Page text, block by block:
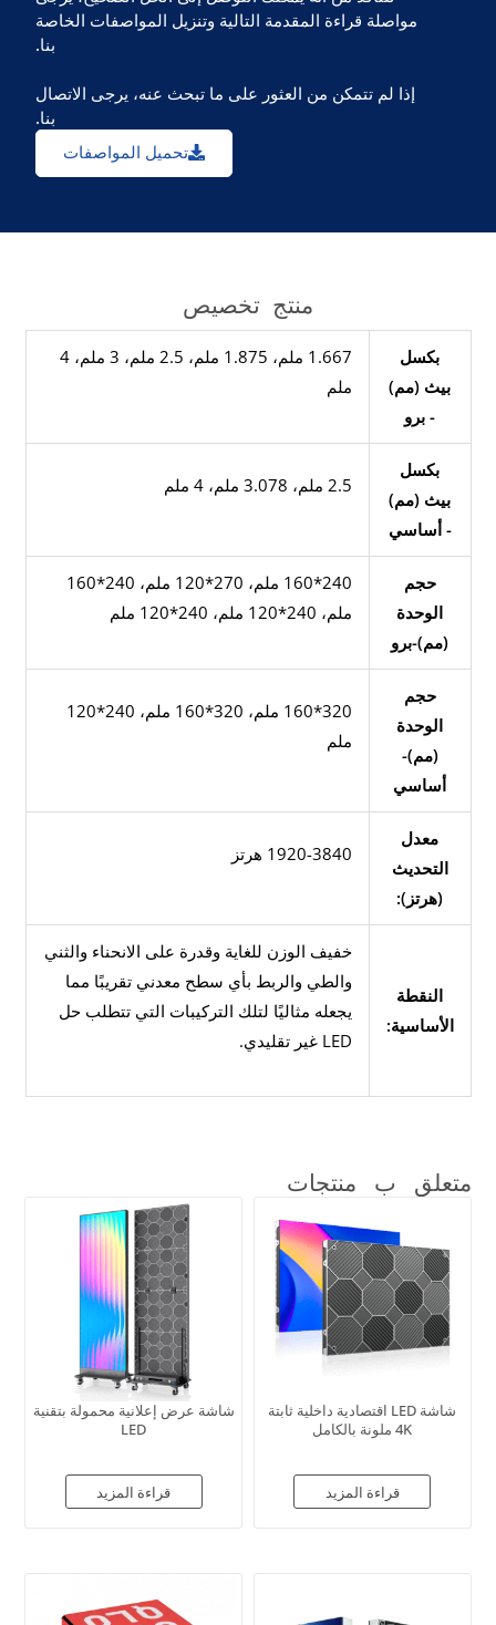
مواصلة قراءة المقدمة التالية وتنزيل المواصفات الخاصة
بنا.
إذا لم تتمكن من العثور على ما تبحث عنه، يرجى الاتصال
بنا.
تحميل المواصفات
منتج تخصيص
بكسل
بيث (مم)
- برو
1.667 ملم، 1.875 ملم، 2.5 ملم، 3 ملم، 4
ملم
بكسل
بيث (مم)
- أساسي
2.5 ملم، 3.078 ملم، 4 ملم
حجم
الوحدة
(مم)-برو
240*160 ملم، 270*120 ملم، 240*160
ملم، 240*120 ملم، 240*120 ملم
حجم
الوحدة
(مم)-
أساسي
320*160 ملم، 320*160 ملم، 240*120
ملم
معدل
التحديث
(هرتز):
1920-3840 هرتز
النقطة
الأساسية:
خفيف الوزن للغاية وقدرة على الانحناء والثني
والطي والربط بأي سطح معدني تقريبًا مما
يجعله مثاليًا لتلك التركيبات التي تتطلب حل
LED غير تقليدي.
متعلق ب منتجات
شاشة LED اقتصادية داخلية ثابتة
4K ملونة بالكامل
قراءة المزيد
شاشة عرض إعلانية محمولة بتقنية
LED
قراءة المزيد